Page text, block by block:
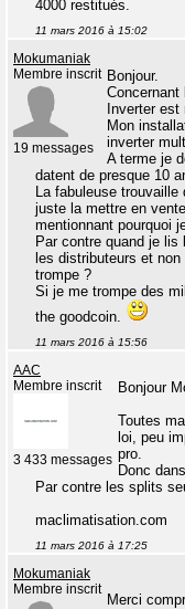
4000 restitués.
11 mars 2016 à 15:02
Mokumaniak
Membre inscrit
19 messages
Bonjour.
Concernant
Inverter est
Mon
inverter
A terme je
datent de presque 10
La fabuleuse
juste la mettre en
mentionnant pourquoi
Par contre quand je
les distributeurs et
trompe ?
Si je me trompe des
the goodcoin.
11 mars 2016 à 15:56
AAC
Membre inscrit
3 433 messages
Bonjour
Toutes
loi, peu
pro.
Donc
Par contre les splits
maclimatisation.com
11 mars 2016 à 17:25
Mokumaniak
Membre inscrit
Merci